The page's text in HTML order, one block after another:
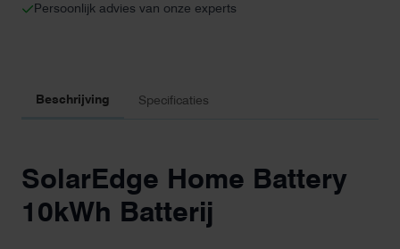
Persoonlijk advies van onze experts
Beschrijving Specificaties
SolarEdge Home Battery
10kWh Batterij